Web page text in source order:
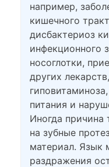
например,
кишечного
дисбактериоз
инфекционного
носоглотки,
других
питания и
Иногда причина
на зубные
материал. Язык
раздражения